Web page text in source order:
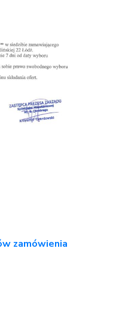
zamówienia